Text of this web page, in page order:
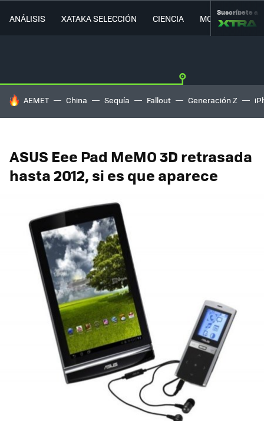
ANÁLISIS XATAKA SELECCIÓN CIENCIA MOVILIDAD
Suscríbete a
HOY SE HABLA DE
AEMET China Sequía Fallout Generación Z
ASUS Eee Pad MeMO 3D retrasada
hasta 2012, si es que aparece